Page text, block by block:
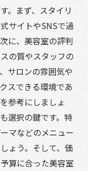
。まず、スタイリ
サイトやSNSで過
に、美容室の評判
の質やスタッフの
サロンの雰囲気や
スできる環境であ
参考にしましょ
選択の鍵です。特
マなどのメニュー
ょう。そして、価
算に合った美容室